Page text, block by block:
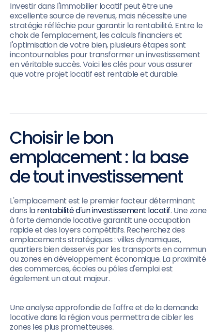
Investir dans l'immobilier locatif peut être une
excellente source de revenus, mais nécessite une
stratégie réfléchie pour garantir la rentabilité. Entre le
choix de l'emplacement, les calculs financiers et
l'optimisation de votre bien, plusieurs étapes sont
incontournables pour transformer un investissement
en véritable succès. Voici les clés pour vous assurer
que votre projet locatif est rentable et durable.
Choisir le bon
emplacement : la base
de tout investissement
L'emplacement est le premier facteur déterminant
dans larentabilité d'un investissement locatif. Une zone
à forte demande locative garantit une occupation
rapide et des loyers compétitifs. Recherchez des
emplacements stratégiques : villes dynamiques,
quartiers bien desservis par les transports en commun
ou zones en développement économique. La proximité
des commerces, écoles ou pôles d'emploi est
également un atout majeur.
Une analyse approfondie de l'offre et de la demande
locative dans la région vous permettra de cibler les
zones les plus prometteuses.